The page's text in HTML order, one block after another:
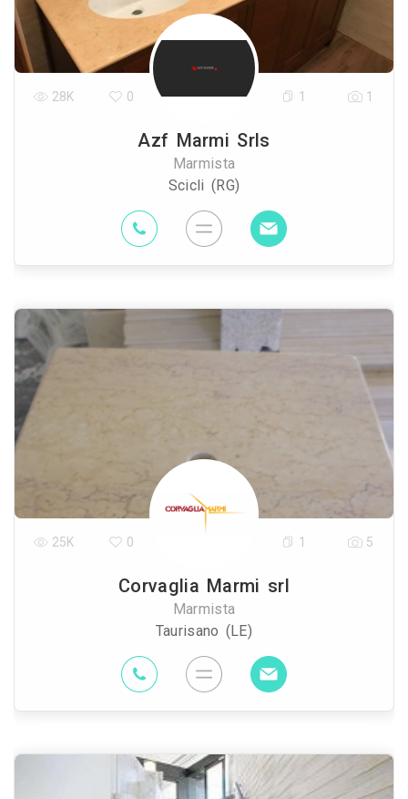
Azf Marmi Srls
Marmista
Scicli (RG)
28K 0 1 1
Corvaglia Marmi srl
Marmista
Taurisano (LE)
25K 0 1 5